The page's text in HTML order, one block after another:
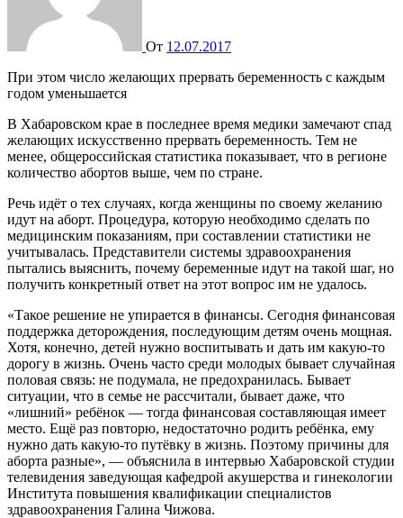
От 12.07.2017
При этом число желающих прервать беременность с каждым
годом уменьшается
В Хабаровском крае в последнее время медики замечают спад
желающих искусственно прервать беременность. Тем не
менее, общероссийская статистика показывает, что в регионе
количество абортов выше, чем по стране.
Речь идёт о тех случаях, когда женщины по своему желанию
идут на аборт. Процедура, которую необходимо сделать по
медицинским показаниям, при составлении статистики не
учитывалась. Представители системы здравоохранения
пытались выяснить, почему беременные идут на такой шаг, но
получить конкретный ответ на этот вопрос им не удалось.
«Такое решение не упирается в финансы. Сегодня финансовая
поддержка деторождения, последующим детям очень мощная.
Хотя, конечно, детей нужно воспитывать и дать им какую-то
дорогу в жизнь. Очень часто среди молодых бывает случайная
половая связь: не подумала, не предохранилась. Бывает
ситуации, что в семье не рассчитали, бывает даже, что
«лишний» ребёнок — тогда финансовая составляющая имеет
место. Ещё раз повторю, недостаточно родить ребёнка, ему
нужно дать какую-то путёвку в жизнь. Поэтому причины для
аборта разные», — объяснила в интервью Хабаровской студии
телевидения заведующая кафедрой акушерства и гинекологии
Института повышения квалификации специалистов
здравоохранения Галина Чижова.